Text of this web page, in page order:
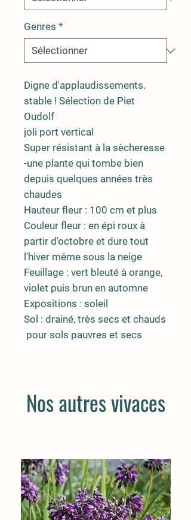
Genres *
Digne d'applaudissements.
stable ! Sélection de Piet
Oudolf
joli port vertical
Super résistant à la sècheresse
-une plante qui tombe bien
depuis quelques années très
chaudes
Hauteur fleur : 100 cm et plus
Couleur fleur : en épi roux à
partir d'octobre et dure tout
l'hiver même sous la neige
Feuillage : vert bleuté à orange,
violet puis brun en automne
Expositions : soleil
Sol : drainé, très secs et chauds
pour sols pauvres et secs
Nos autres vivaces